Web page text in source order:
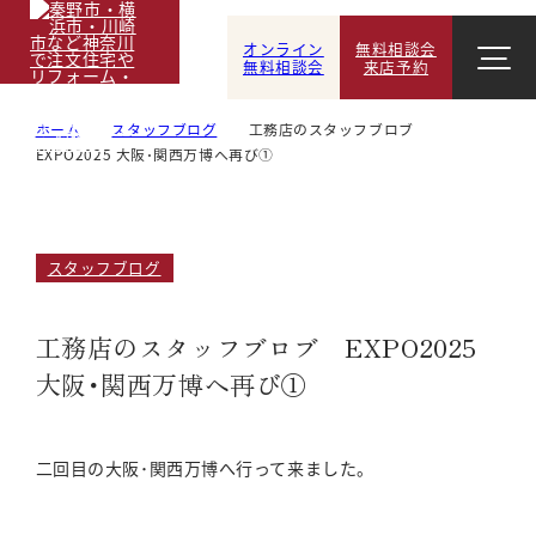
オンライン
無料相談会
無料相談会
来店予約
ホーム スタッフブログ
工務店のスタッフブロブ
EXPO2025 大阪･関西万博へ再び①
スタッフブログ
工務店のスタッフブロブ EXPO2025
大阪･関西万博へ再び①
二回目の大阪･関西万博へ行って来ました。